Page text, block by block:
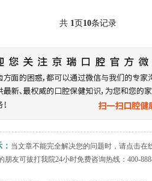
共 1页10条记录
当文章不能完全解决您的问题时，请点击
朋友可拔打我院24小时免费咨询热线：400-